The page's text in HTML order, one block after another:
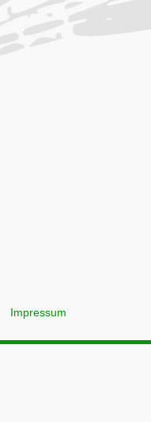
Impressum